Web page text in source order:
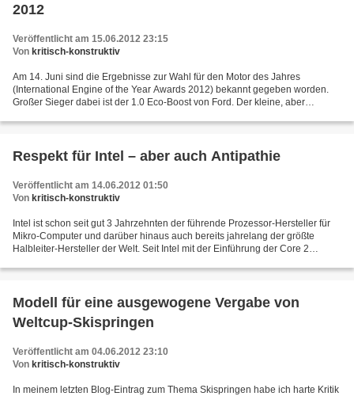
2012
Veröffentlicht am 15.06.2012 23:15
Von kritisch-konstruktiv
Am 14. Juni sind die Ergebnisse zur Wahl für den Motor des Jahres
(International Engine of the Year Awards 2012) bekannt gegeben worden.
Großer Sieger dabei ist der 1.0 Eco-Boost von Ford. Der kleine, aber
Respekt für Intel – aber auch Antipathie
Veröffentlicht am 14.06.2012 01:50
Von kritisch-konstruktiv
Intel ist schon seit gut 3 Jahrzehnten der führende Prozessor-Hersteller für
Mikro-Computer und darüber hinaus auch bereits jahrelang der größte
Halbleiter-Hersteller der Welt. Seit Intel mit der Einführung der Core 2
Modell für eine ausgewogene Vergabe von
Weltcup-Skispringen
Veröffentlicht am 04.06.2012 23:10
Von kritisch-konstruktiv
In meinem letzten Blog-Eintrag zum Thema Skispringen habe ich harte Kritik